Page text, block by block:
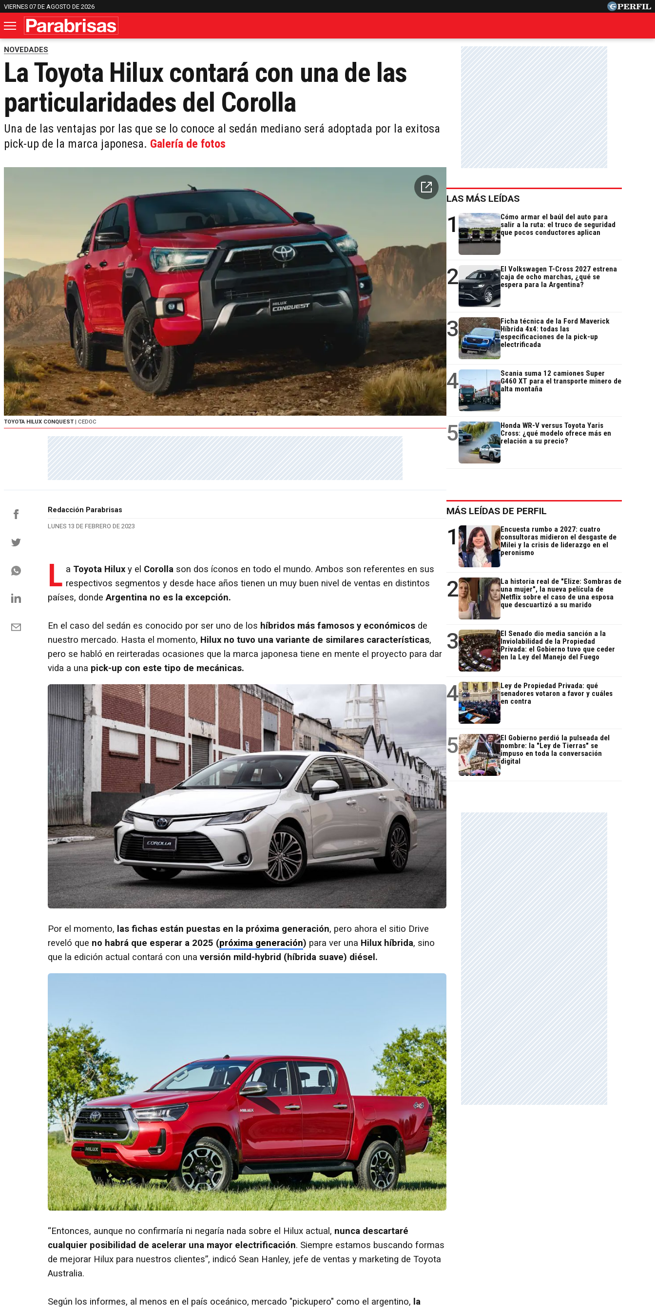
VIERNES 07 DE AGOSTO DE 2026
NOVEDADES
La Toyota Hilux contará con una de las
particularidades del Corolla
Una de las ventajas por las que se lo conoce al sedán mediano será adoptada por la exitosa
pick-up de la marca japonesa. Galería de fotos
TOYOTA HILUX CONQUEST | CEDOC
Redacción Parabrisas
LUNES 13 DE FEBRERO DE 2023
L a Toyota Hilux y el Corolla son dos íconos en todo el mundo. Ambos son referentes en sus
respectivos segmentos y desde hace años tienen un muy buen nivel de ventas en distintos
países, dondeArgentina no es la excepción.
En el caso del sedán es conocido por ser uno de los híbridos más famosos y económicos de
nuestro mercado. Hasta el momento, Hilux no tuvo una variante de similares características,
pero se habló en reirteradas ocasiones que la marca japonesa tiene en mente el proyecto para dar
vida a una pick-up con este tipo de mecánicas.
Por el momento, las fichas están puestas en la próxima generación, pero ahora el sitio Drive
reveló que no habrá que esperar a 2025 (próxima generación) para ver una Hilux híbrida, sino
que la edición actual contará con una versión mild-hybrid (híbrida suave) diésel.
“Entonces, aunque no confirmaría ni negaría nada sobre el Hilux actual, nunca descartaré
cualquier posibilidad de acelerar una mayor electrificación. Siempre estamos buscando formas
de mejorar Hilux para nuestros clientes”, indicó Sean Hanley, jefe de ventas y marketing de Toyota
Australia.
Según los informes, al menos en el país oceánico, mercado "pickupero" como el argentino, la
LAS MÁS LEÍDAS
1
Cómo armar el baúl del auto para
salir a la ruta: el truco de seguridad
que pocos conductores aplican
2
El Volkswagen T-Cross 2027 estrena
caja de ocho marchas, ¿qué se
espera para la Argentina?
3
Ficha técnica de la Ford Maverick
Híbrida 4x4: todas las
especificaciones de la pick-up
electrificada
4
Scania suma 12 camiones Super
G460 XT para el transporte minero de
alta montaña
5
Honda WR-V versus Toyota Yaris
Cross: ¿qué modelo ofrece más en
relación a su precio?
MÁS LEÍDAS DE PERFIL
1
Encuesta rumbo a 2027: cuatro
consultoras midieron el desgaste de
Milei y la crisis de liderazgo en el
peronismo
2
La historia real de "Elize: Sombras de
una mujer", la nueva película de
Netflix sobre el caso de una esposa
que descuartizó a su marido
3
El Senado dio media sanción a la
Inviolabilidad de la Propiedad
Privada: el Gobierno tuvo que ceder
en la Ley del Manejo del Fuego
4
Ley de Propiedad Privada: qué
senadores votaron a favor y cuáles
en contra
5
El Gobierno perdió la pulseada del
nombre: la "Ley de Tierras" se
impuso en toda la conversación
digital